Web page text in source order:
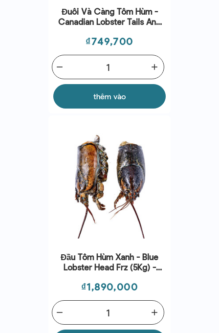
Đuôi Và Càng Tôm Hùm -
Canadian Lobster Tails And
- Cinq Degrés Ouest
Giá
₫749,700
add
remove
thêm vào
Đầu Tôm Hùm Xanh - Blue
Lobster Head Frz (5Kg) -
Giá
₫1,890,000
add
remove